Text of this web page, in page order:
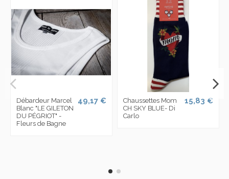
Débardeur Marcel
Blanc "LE GILETON
DU PÉGRIOT" -
Fleurs de Bagne
49,17 €
Chaussettes Mom
CH SKY BLUE- Di
Carlo
15,83 €